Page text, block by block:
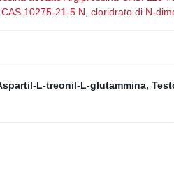
10275-21-5 N, cloridrato di N-
L-treonil-L-glutammina,